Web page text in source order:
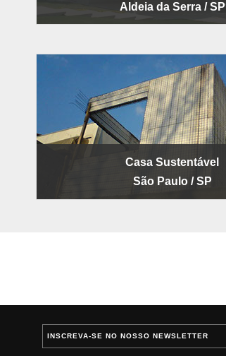
Aldeia da Serra / SP
Casa Sustentável
São Paulo / SP
INSCREVA-SE NO NOSSO NEWSLETTER